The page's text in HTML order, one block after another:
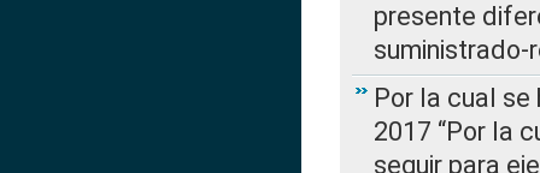
presente
Por la cual se
2017 “Por la
seguir para